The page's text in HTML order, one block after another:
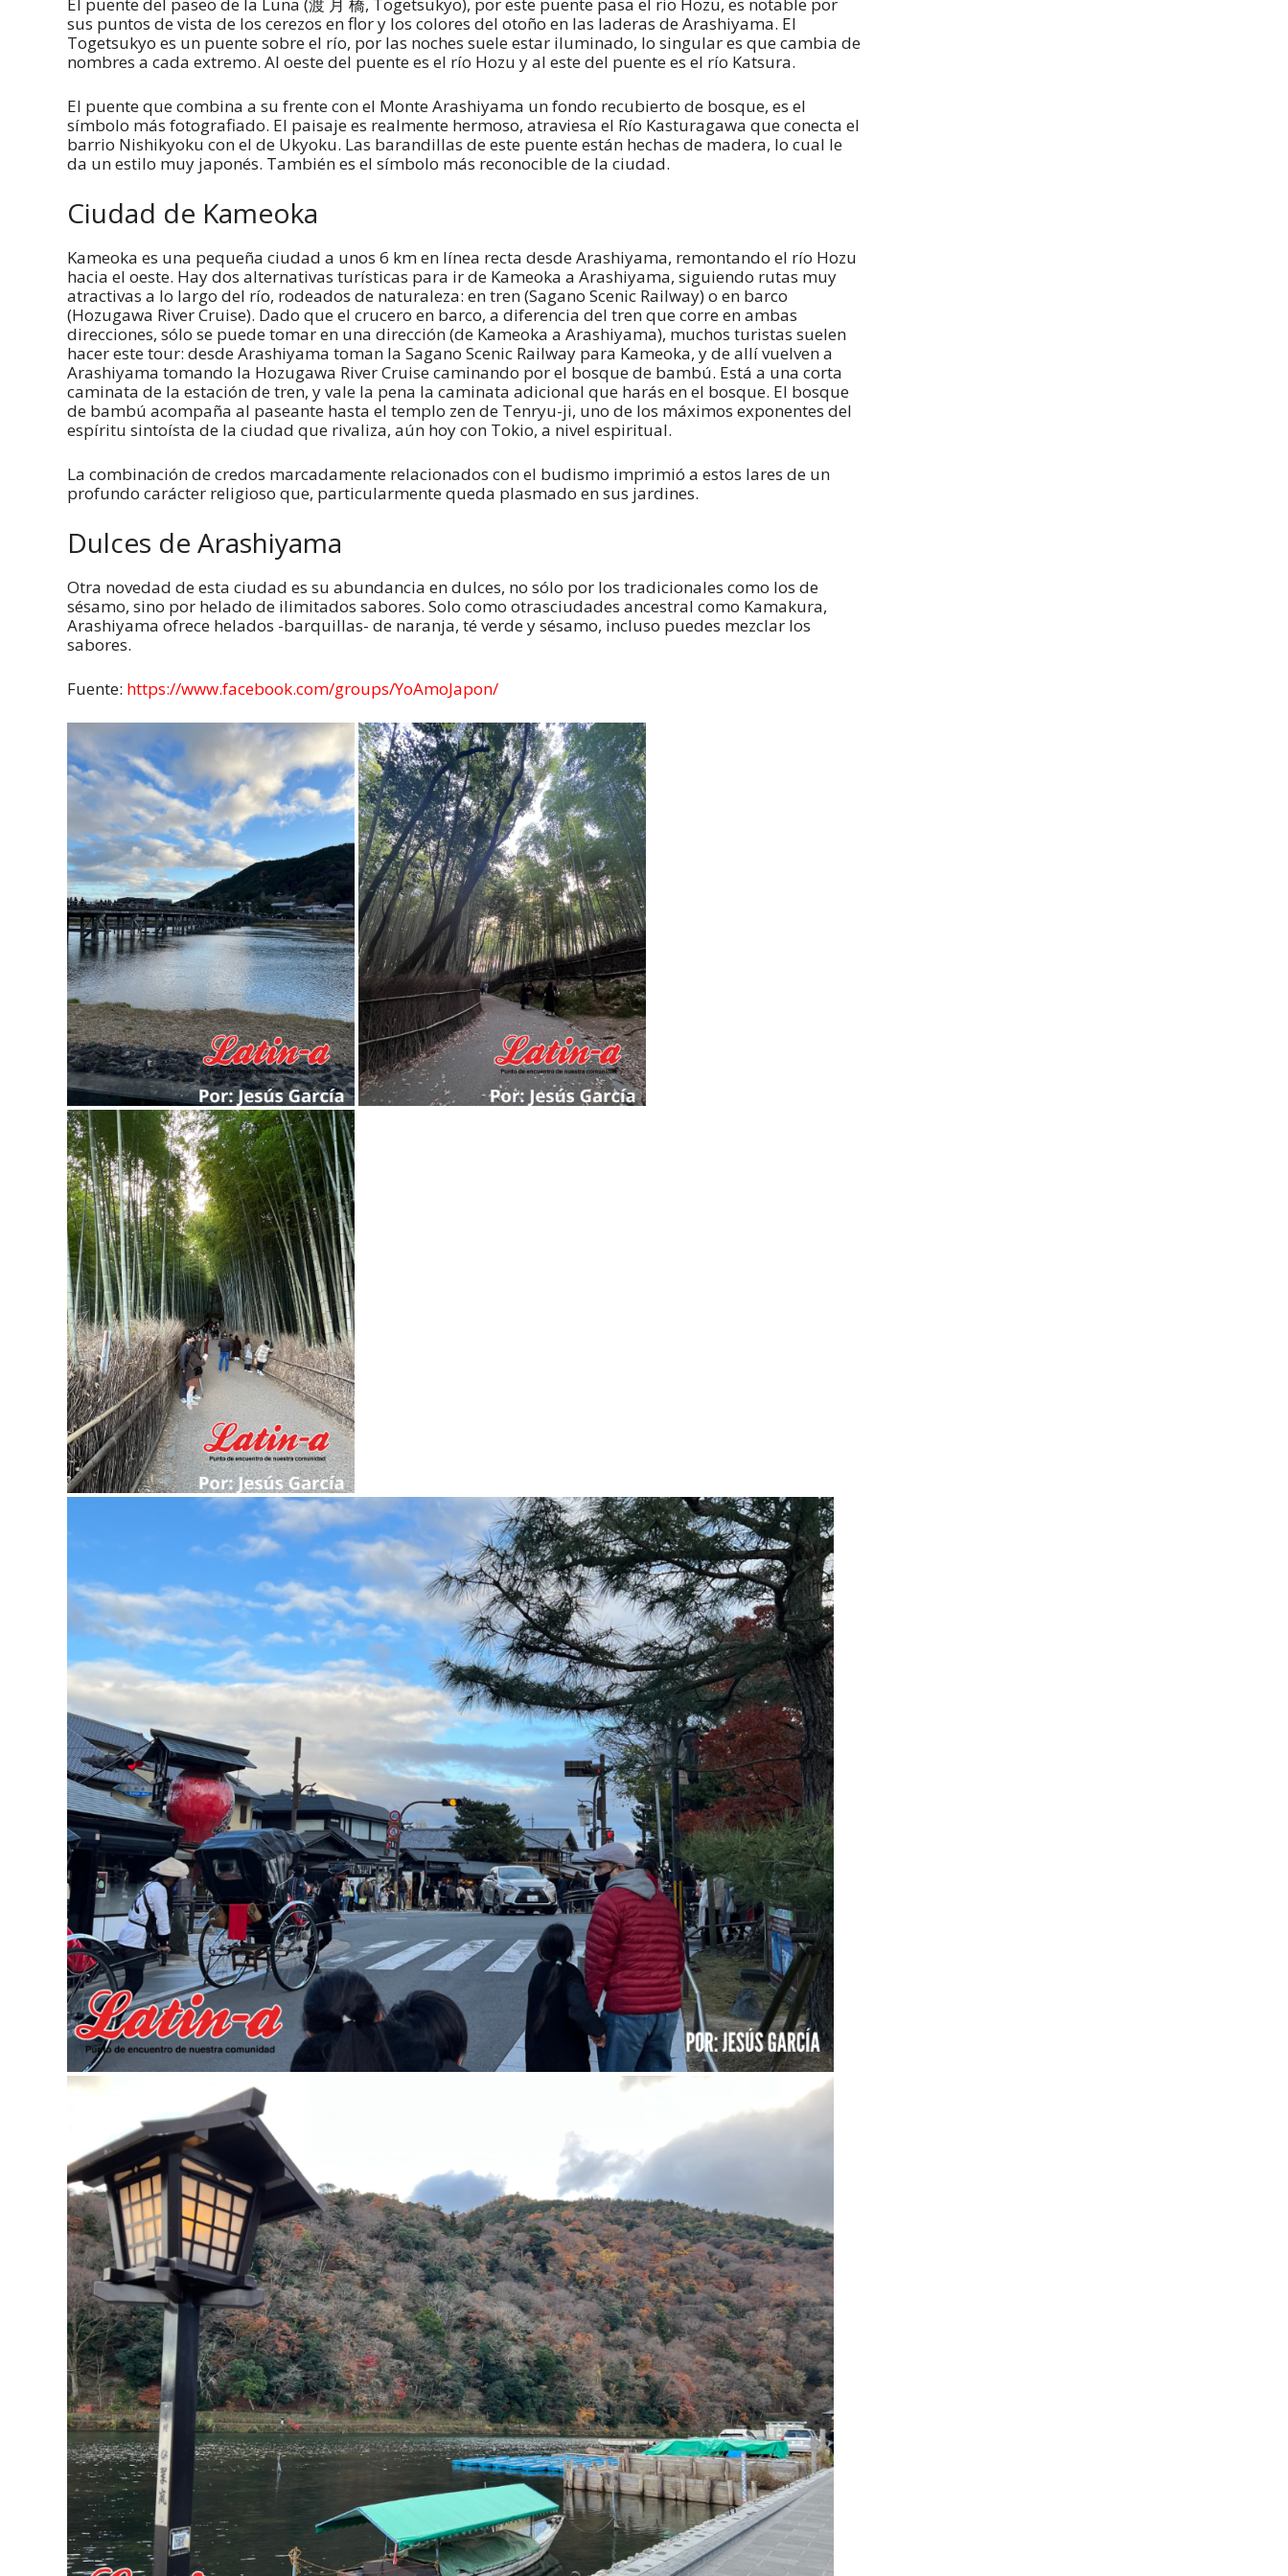
El puente del paseo de la Luna (渡 月 橋, Togetsukyo), por este puente pasa el rio Hozu, es notable por
sus puntos de vista de los cerezos en flor y los colores del otoño en las laderas de Arashiyama. El
Togetsukyo es un puente sobre el río, por las noches suele estar iluminado, lo singular es que cambia de
nombres a cada extremo. Al oeste del puente es el río Hozu y al este del puente es el río Katsura.
El puente que combina a su frente con el Monte Arashiyama un fondo recubierto de bosque, es el
símbolo más fotografiado. El paisaje es realmente hermoso, atraviesa el Río Kasturagawa que conecta el
barrio Nishikyoku con el de Ukyoku. Las barandillas de este puente están hechas de madera, lo cual le
da un estilo muy japonés. También es el símbolo más reconocible de la ciudad.
Ciudad de Kameoka
Kameoka es una pequeña ciudad a unos 6 km en línea recta desde Arashiyama, remontando el río Hozu
hacia el oeste. Hay dos alternativas turísticas para ir de Kameoka a Arashiyama, siguiendo rutas muy
atractivas a lo largo del río, rodeados de naturaleza: en tren (Sagano Scenic Railway) o en barco
(Hozugawa River Cruise). Dado que el crucero en barco, a diferencia del tren que corre en ambas
direcciones, sólo se puede tomar en una dirección (de Kameoka a Arashiyama), muchos turistas suelen
hacer este tour: desde Arashiyama toman la Sagano Scenic Railway para Kameoka, y de allí vuelven a
Arashiyama tomando la Hozugawa River Cruise caminando por el bosque de bambú. Está a una corta
caminata de la estación de tren, y vale la pena la caminata adicional que harás en el bosque. El bosque
de bambú acompaña al paseante hasta el templo zen de Tenryu-ji, uno de los máximos exponentes del
espíritu sintoísta de la ciudad que rivaliza, aún hoy con Tokio, a nivel espiritual.
La combinación de credos marcadamente relacionados con el budismo imprimió a estos lares de un
profundo carácter religioso que, particularmente queda plasmado en sus jardines.
Dulces de Arashiyama
Otra novedad de esta ciudad es su abundancia en dulces, no sólo por los tradicionales como los de
sésamo, sino por helado de ilimitados sabores. Solo como otrasciudades ancestral como Kamakura,
Arashiyama ofrece helados -barquillas- de naranja, té verde y sésamo, incluso puedes mezclar los
sabores.
Fuente: https://www.facebook.com/groups/YoAmoJapon/